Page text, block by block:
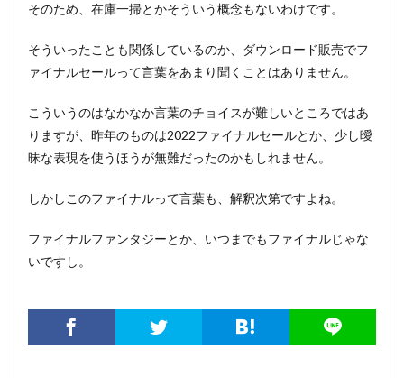
そのため、在庫一掃とかそういう概念もないわけです。
そういったことも関係しているのか、ダウンロード販売でフ
ァイナルセールって言葉をあまり聞くことはありません。
こういうのはなかなか言葉のチョイスが難しいところではあ
りますが、昨年のものは2022ファイナルセールとか、少し曖
昧な表現を使うほうが無難だったのかもしれません。
しかしこのファイナルって言葉も、解釈次第ですよね。
ファイナルファンタジーとか、いつまでもファイナルじゃな
いですし。